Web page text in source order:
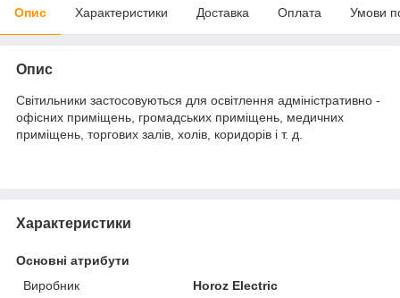
Опис Характеристики Доставка Оплата Умови
Опис
Світильники застосовуються для освітлення адміністративно -
офісних приміщень, громадських приміщень, медичних
приміщень, торгових залів, холів, коридорів і т. д.
Характеристики
Основні атрибути
Виробник
Horoz Electric